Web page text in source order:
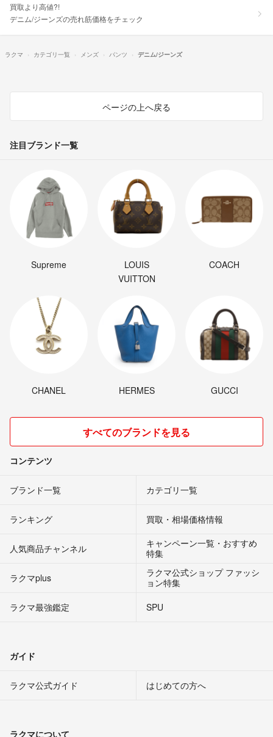
買取より高値?!
デニム/ジーンズの売れ筋価格をチェック
ラクマ カテゴリ一覧 メンズ パンツ デニム/ジーンズ
ページの上へ戻る
注目ブランド一覧
Supreme
LOUIS
VUITTON
COACH
CHANEL HERMES GUCCI
すべてのブランドを見る
コンテンツ
ブランド一覧 カテゴリ一覧
ランキング 買取・相場価格情報
人気商品チャンネル
キャンペーン一覧・おすすめ
特集
ラクマplus
ラクマ公式ショップ ファッシ
ョン特集
ラクマ最強鑑定
SPU
ガイド
ラクマ公式ガイド はじめての方へ
ラクマについて